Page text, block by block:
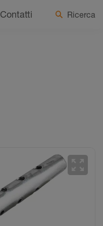
Seleziona Paese / Lingua
Contatti Ricerca